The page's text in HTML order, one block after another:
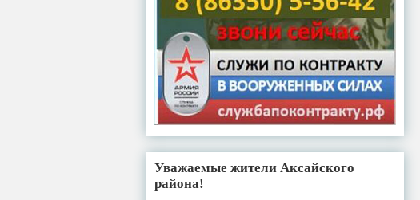
Уважаемые жители Аксайского
района!